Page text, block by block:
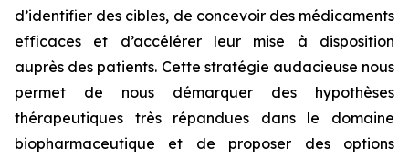
d’identifier des cibles, de concevoir des médicaments
efficaces et d’accélérer leur mise à disposition
auprès des patients. Cette stratégie audacieuse nous
permet de nous démarquer des hypothèses
thérapeutiques très répandues dans le domaine
biopharmaceutique et de proposer des options